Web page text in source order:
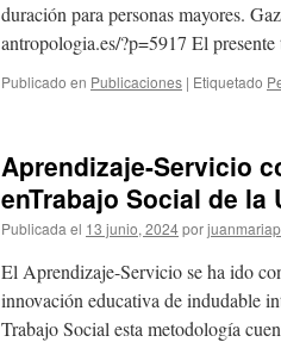
duración para personas mayores.
antropologia.es/?p=5917 El
Publicado en Publicaciones | Etiquetado
Aprendizaje-Servicio
enTrabajo Social de
Publicada el 13 junio, 2024por
El Aprendizaje-Servicio se ha ido
innovación educativa de indudable
Trabajo Social esta metodología